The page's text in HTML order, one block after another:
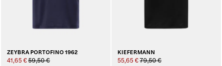
ZEYBRA PORTOFINO 1962
41,65 € 59,50 €
KIEFERMANN
55,65 € 79,50 €